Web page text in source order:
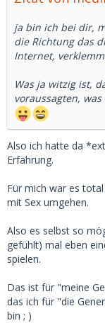
ja bin ich bei dir,
die Richtung das
Internet,
Was ja witzig ist,
voraussagten,
Also ich hatte da
Erfahrung.
Für mich war es
mit Sex umgehen.
Also es selbst so
gefühlt) mal eben
spielen.
Das ist für "meine
das ich für "die
bin ; )